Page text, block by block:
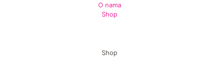
O nama
Shop
Shop